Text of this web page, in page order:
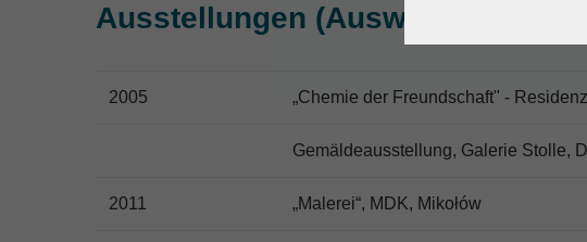
Ausstellungen (Auswahl)
2005 „Chemie der Freundschaft" -
Gemäldeausstellung, Galerie Stolle,
2011 „Malerei“, MDK, Mikołów